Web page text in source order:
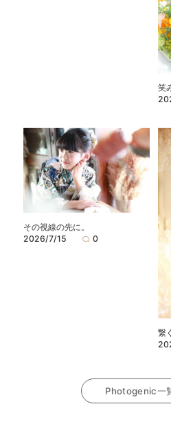
笑
その視線の先に。
2026/7/15
0
繋
Photogenic一